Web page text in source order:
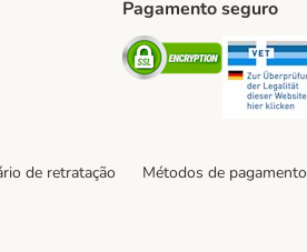
Method
Shipping Method
Pagamento seguro
Security
de retratação Métodos de pagamento